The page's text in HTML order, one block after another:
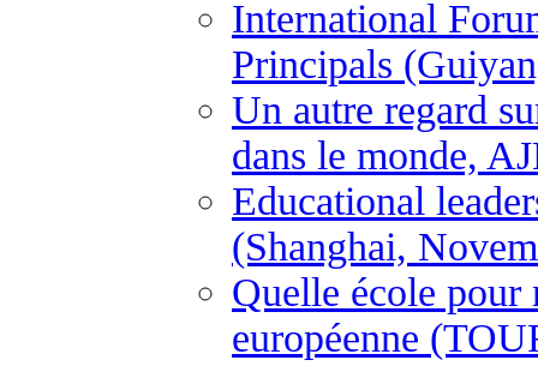
International
Principals
Un autre regard
dans le monde,
Educational
(Shanghai,
Quelle école pour
européenne